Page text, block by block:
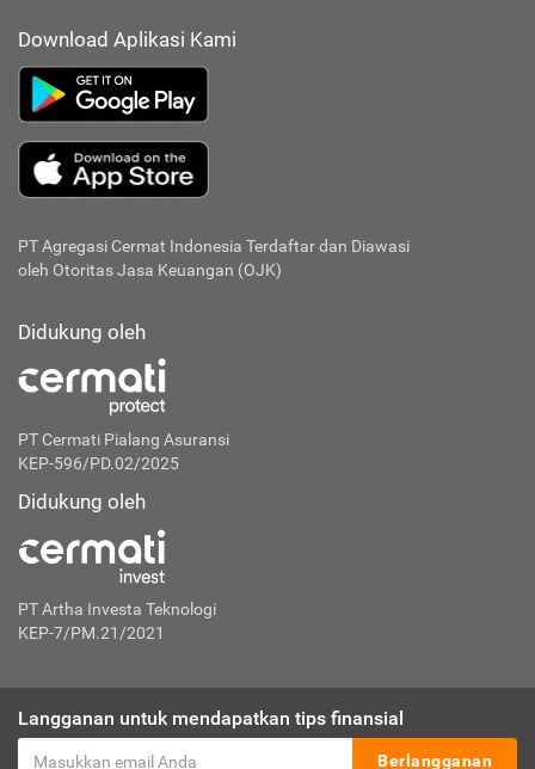
Download Aplikasi Kami
PT Agregasi Cermat Indonesia Terdaftar dan Diawasi
oleh Otoritas Jasa Keuangan (OJK)
Didukung oleh
PT Cermati Pialang Asuransi
KEP-596/PD.02/2025
Didukung oleh
PT Artha Investa Teknologi
KEP-7/PM.21/2021
Langganan untuk mendapatkan tips finansial
Berlangganan